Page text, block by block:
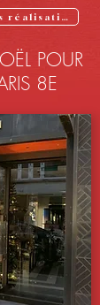
Retour à toutes nos réalisations
POUR
8E